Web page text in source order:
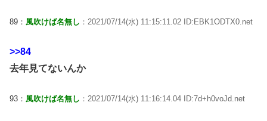
89： 風吹けば名無し ：2021/07/14(水) 11:15:11.02 ID:EBK1ODTX0.net
>>84
去年見てないんか
93： 風吹けば名無し ：2021/07/14(水) 11:16:14.04 ID:7d+h0voJd.net